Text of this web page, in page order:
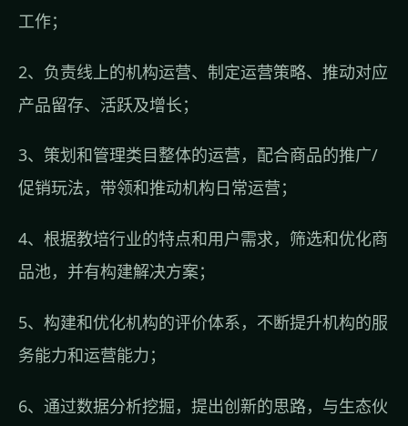
工作；
2、负责线上的机构运营、制定运营策略、推动对应
产品留存、活跃及增长；
3、策划和管理类目整体的运营，配合商品的推广/
促销玩法，带领和推动机构日常运营；
4、根据教培行业的特点和用户需求，筛选和优化商
品池，并有构建解决方案；
5、构建和优化机构的评价体系，不断提升机构的服
务能力和运营能力；
6、通过数据分析挖掘，提出创新的思路，与生态伙